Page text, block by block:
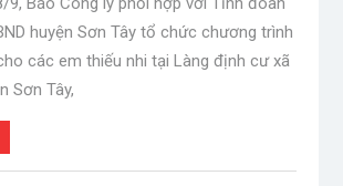
huyện Sơn Tây tổ chức chương trình
các em thiếu nhi tại Làng định cư xã
Sơn Tây,